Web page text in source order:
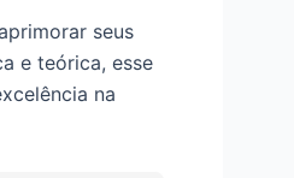
seus
e teórica, esse
na